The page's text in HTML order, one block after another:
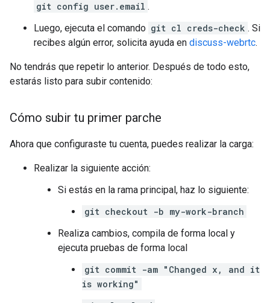
git config user.email .
Luego, ejecuta el comando git cl creds-check . Si
recibes algún error, solicita ayuda en discuss-webrtc.
No tendrás que repetir lo anterior. Después de todo esto,
estarás listo para subir contenido:
Cómo subir tu primer parche
Ahora que configuraste tu cuenta, puedes realizar la carga:
Realizar la siguiente acción:
Si estás en la rama principal, haz lo siguiente:
git checkout -b my-work-branch
Realiza cambios, compila de forma local y
ejecuta pruebas de forma local
git commit -am "Changed x, and it
is working"